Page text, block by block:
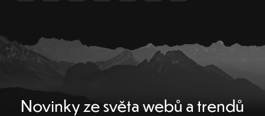
Novinky ze světa webů a trendů